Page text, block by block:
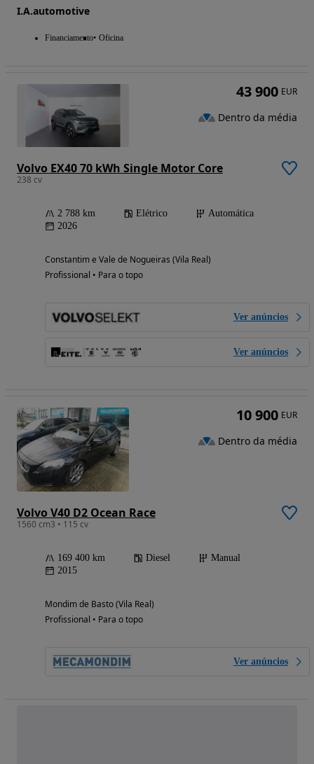
I.A.automotive
Financiamento Oficina
Volvo EX40 70 kWh Single Motor Core
238 cv
2 788 km Elétrico
Automática
2026
Constantim e Vale de Nogueiras (Vila Real)
Profissional • Para o topo
Ver anúncios
Ver anúncios
43 900 EUR
Dentro da média
Volvo V40 D2 Ocean Race
1560 cm3 • 115 cv
169 400 km Diesel
Manual
2015
Mondim de Basto (Vila Real)
Profissional • Para o topo
Ver anúncios
10 900 EUR
Dentro da média